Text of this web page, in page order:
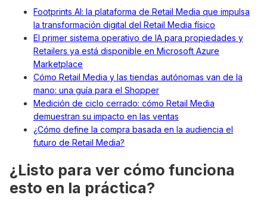
Footprints AI: la plataforma de Retail Media que impulsa
la transformación digital del Retail Media físico
El primer sistema operativo de IA para propiedades y
Retailers ya está disponible en Microsoft Azure
Marketplace
Cómo Retail Media y las tiendas autónomas van de la
mano: una guía para el Shopper
Medición de ciclo cerrado: cómo Retail Media
demuestran su impacto en las ventas
¿Cómo define la compra basada en la audiencia el
futuro de Retail Media?
¿Listo para ver cómo funciona
esto en la práctica?